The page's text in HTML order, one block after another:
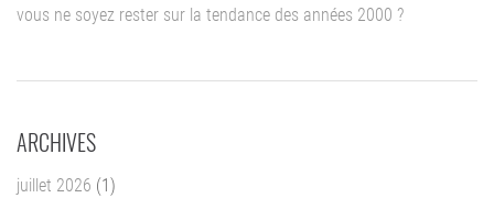
vous ne soyez rester sur la tendance des années 2000 ?
ARCHIVES
juillet 2026 (1)